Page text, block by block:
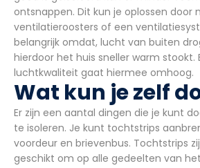
ontsnappen. Dit kun je oplossen door
ventilatieroosters of een
belangrijk omdat, lucht van buiten
hierdoor het huis sneller warm stookt.
luchtkwaliteit gaat hiermee omhoog.
Wat kun je zelf
Er zijn een aantal dingen die je kunt
te isoleren. Je kunt tochtstrips
voordeur en brievenbus. Tochtstrips
geschikt om op alle gedeelten van